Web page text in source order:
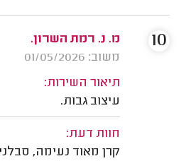
מ. נ. רמת השרון.
משוב: 01/05/2026
תיאור השירות:
עיצוב גבות.
חוות דעת:
קרן מאוד נעימה,
10